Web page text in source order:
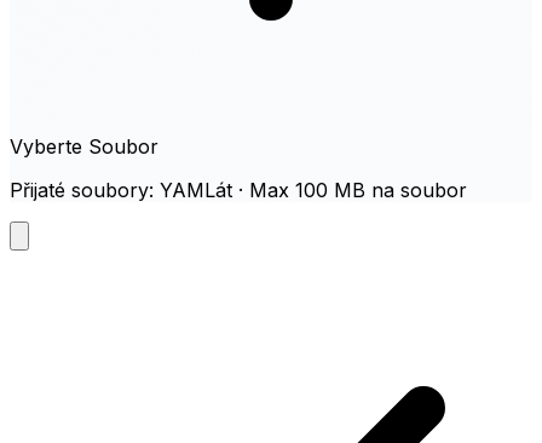
Vyberte Soubor
Přijaté soubory: YAMLát · Max 100 MB na soubor